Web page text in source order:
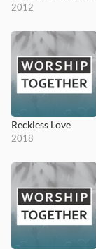
2012
Reckless Love
2018